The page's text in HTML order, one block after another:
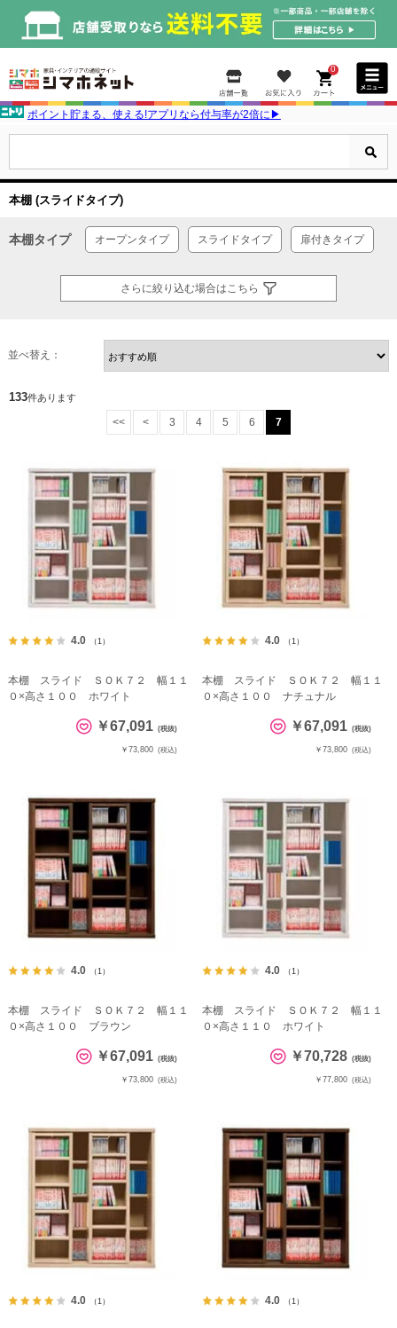
0
ポイント貯まる、使える!アプリなら付与率が2倍に▶
本棚 (スライドタイプ)
本棚タイプ オープンタイプ スライドタイプ 扉付きタイプ
さらに絞り込む場合はこちら
並べ替え：
133件あります
<< < 3 4 5 6 7
4.0 （1）
本棚 スライド ＳＯＫ７２ 幅１１
０×高さ１００ ホワイト
￥67,091 (税抜)
￥73,800 (税込)
4.0 （1）
本棚 スライド ＳＯＫ７２ 幅１１
０×高さ１００ ナチュナル
￥67,091 (税抜)
￥73,800 (税込)
4.0 （1）
本棚 スライド ＳＯＫ７２ 幅１１
０×高さ１００ ブラウン
￥67,091 (税抜)
￥73,800 (税込)
4.0 （1）
本棚 スライド ＳＯＫ７２ 幅１１
０×高さ１１０ ホワイト
￥70,728 (税抜)
￥77,800 (税込)
4.0 （1） 4.0 （1）